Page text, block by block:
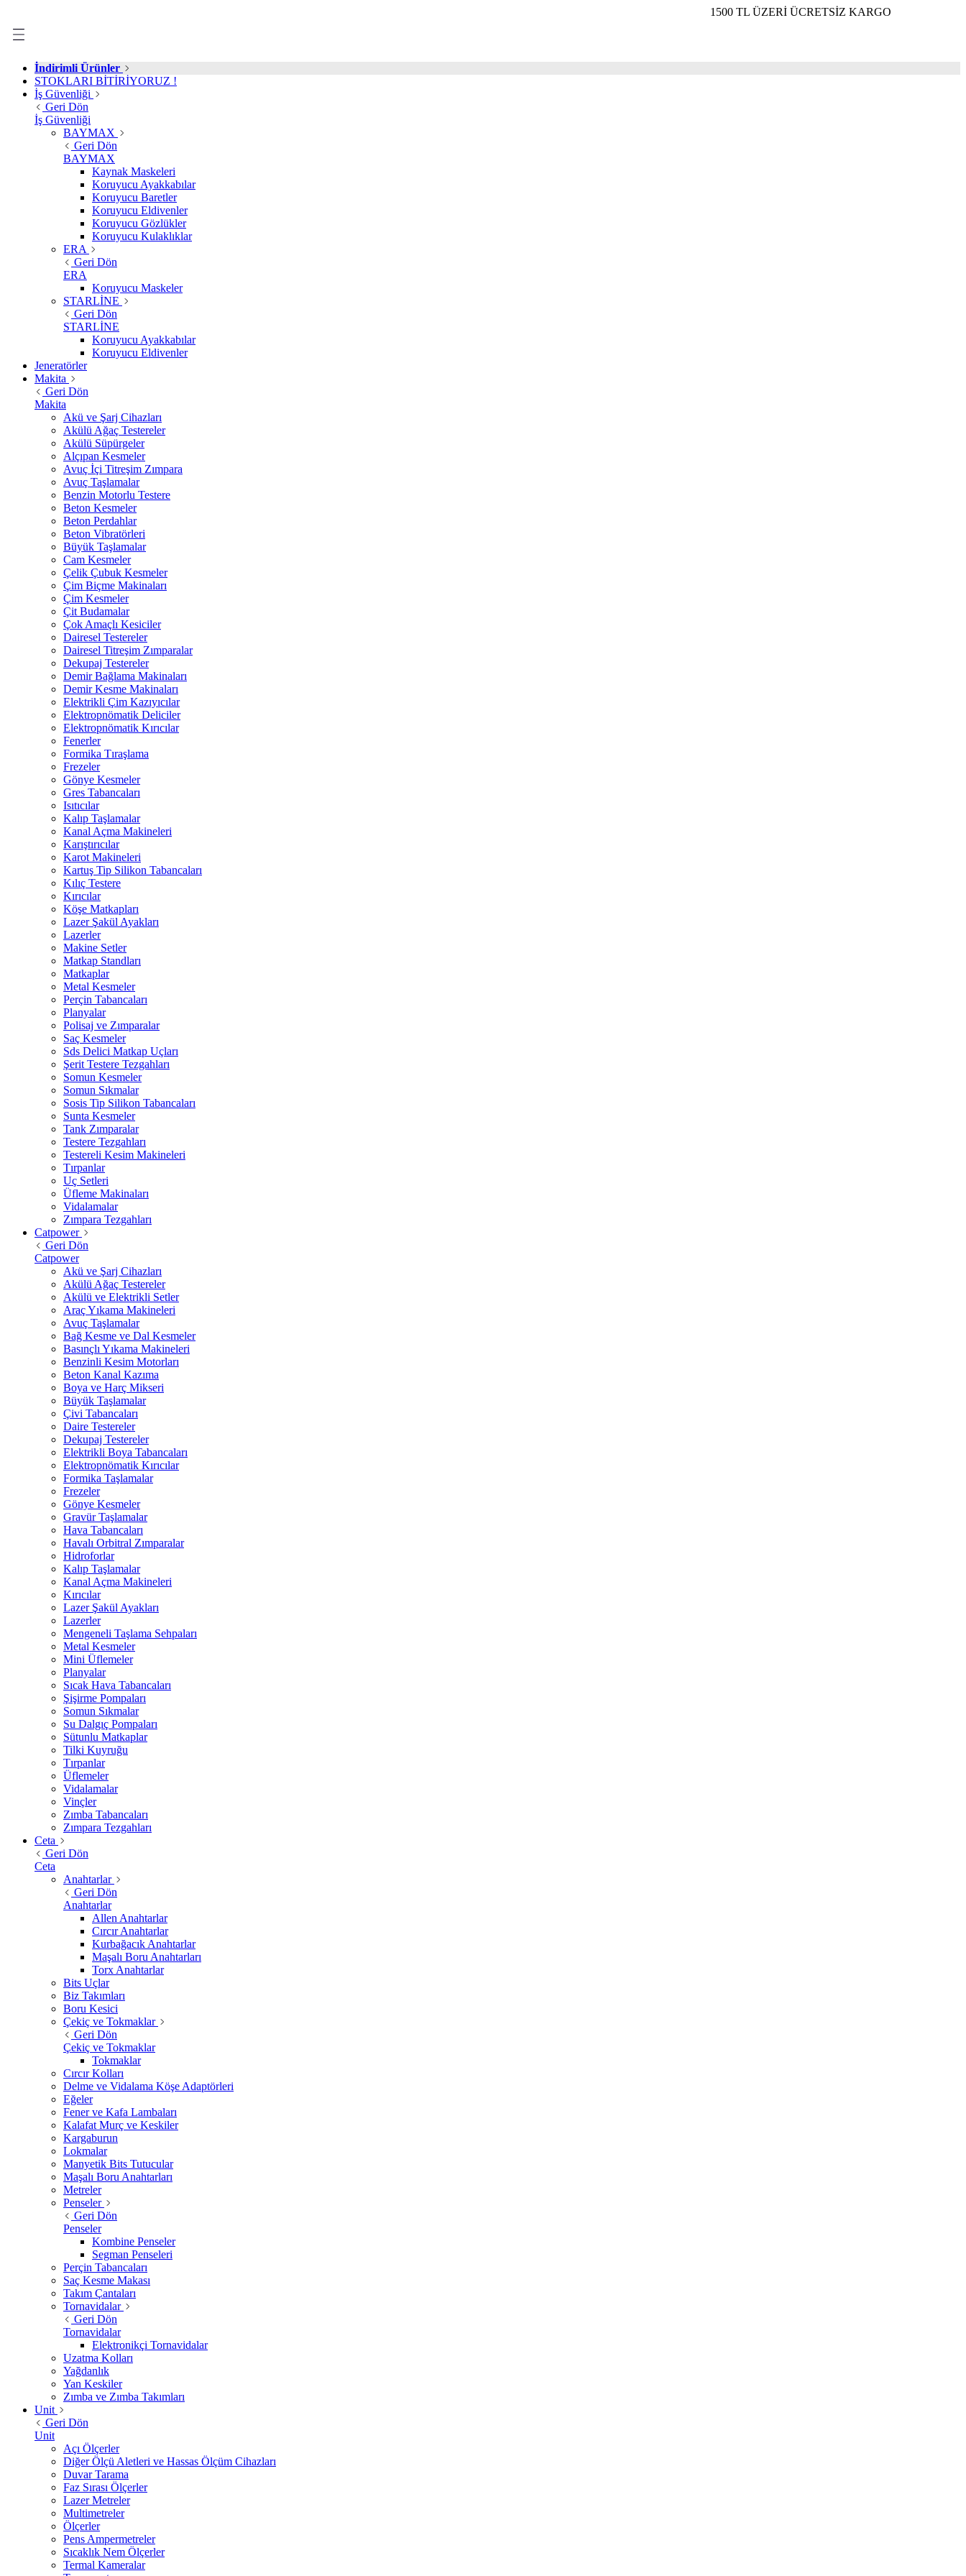
1500 TL ÜZERİ ÜCRETSİZ KARGO
İndirimli Ürünler
STOKLARI BİTİRİYORUZ !
İş Güvenliği
Geri Dön
İş Güvenliği
BAYMAX
Geri Dön
BAYMAX
Kaynak Maskeleri
Koruyucu Ayakkabılar
Koruyucu Baretler
Koruyucu Eldivenler
Koruyucu Gözlükler
Koruyucu Kulaklıklar
ERA
Geri Dön
ERA
Koruyucu Maskeler
STARLİNE
Geri Dön
STARLİNE
Koruyucu Ayakkabılar
Koruyucu Eldivenler
Jeneratörler
Makita
Geri Dön
Makita
Akü ve Şarj Cihazları
Akülü Ağaç Testereler
Akülü Süpürgeler
Alçıpan Kesmeler
Avuç İçi Titreşim Zımpara
Avuç Taşlamalar
Benzin Motorlu Testere
Beton Kesmeler
Beton Perdahlar
Beton Vibratörleri
Büyük Taşlamalar
Cam Kesmeler
Çelik Çubuk Kesmeler
Çim Biçme Makinaları
Çim Kesmeler
Çit Budamalar
Çok Amaçlı Kesiciler
Dairesel Testereler
Dairesel Titreşim Zımparalar
Dekupaj Testereler
Demir Bağlama Makinaları
Demir Kesme Makinaları
Elektrikli Çim Kazıyıcılar
Elektropnömatik Deliciler
Elektropnömatik Kırıcılar
Fenerler
Formika Tıraşlama
Frezeler
Gönye Kesmeler
Gres Tabancaları
Isıtıcılar
Kalıp Taşlamalar
Kanal Açma Makineleri
Karıştırıcılar
Karot Makineleri
Kartuş Tip Silikon Tabancaları
Kılıç Testere
Kırıcılar
Köşe Matkapları
Lazer Şakül Ayakları
Lazerler
Makine Setler
Matkap Standları
Matkaplar
Metal Kesmeler
Perçin Tabancaları
Planyalar
Polisaj ve Zımparalar
Saç Kesmeler
Sds Delici Matkap Uçları
Şerit Testere Tezgahları
Somun Kesmeler
Somun Sıkmalar
Sosis Tip Silikon Tabancaları
Sunta Kesmeler
Tank Zımparalar
Testere Tezgahları
Testereli Kesim Makineleri
Tırpanlar
Uç Setleri
Üfleme Makinaları
Vidalamalar
Zımpara Tezgahları
Catpower
Geri Dön
Catpower
Akü ve Şarj Cihazları
Akülü Ağaç Testereler
Akülü ve Elektrikli Setler
Araç Yıkama Makineleri
Avuç Taşlamalar
Bağ Kesme ve Dal Kesmeler
Basınçlı Yıkama Makineleri
Benzinli Kesim Motorları
Beton Kanal Kazıma
Boya ve Harç Mikseri
Büyük Taşlamalar
Çivi Tabancaları
Daire Testereler
Dekupaj Testereler
Elektrikli Boya Tabancaları
Elektropnömatik Kırıcılar
Formika Taşlamalar
Frezeler
Gönye Kesmeler
Gravür Taşlamalar
Hava Tabancaları
Havalı Orbitral Zımparalar
Hidroforlar
Kalıp Taşlamalar
Kanal Açma Makineleri
Kırıcılar
Lazer Şakül Ayakları
Lazerler
Mengeneli Taşlama Sehpaları
Metal Kesmeler
Mini Üflemeler
Planyalar
Sıcak Hava Tabancaları
Şişirme Pompaları
Somun Sıkmalar
Su Dalgıç Pompaları
Sütunlu Matkaplar
Tilki Kuyruğu
Tırpanlar
Üflemeler
Vidalamalar
Vinçler
Zımba Tabancaları
Zımpara Tezgahları
Ceta
Geri Dön
Ceta
Anahtarlar
Geri Dön
Anahtarlar
Allen Anahtarlar
Cırcır Anahtarlar
Kurbağacık Anahtarlar
Maşalı Boru Anahtarları
Torx Anahtarlar
Bits Uçlar
Biz Takımları
Boru Kesici
Çekiç ve Tokmaklar
Geri Dön
Çekiç ve Tokmaklar
Tokmaklar
Cırcır Kolları
Delme ve Vidalama Köşe Adaptörleri
Eğeler
Fener ve Kafa Lambaları
Kalafat Murç ve Keskiler
Kargaburun
Lokmalar
Manyetik Bits Tutucular
Maşalı Boru Anahtarları
Metreler
Penseler
Geri Dön
Penseler
Kombine Penseler
Segman Penseleri
Perçin Tabancaları
Saç Kesme Makası
Takım Çantaları
Tornavidalar
Geri Dön
Tornavidalar
Elektronikçi Tornavidalar
Uzatma Kolları
Yağdanlık
Yan Keskiler
Zımba ve Zımba Takımları
Unit
Geri Dön
Unit
Açı Ölçerler
Diğer Ölçü Aletleri ve Hassas Ölçüm Cihazları
Duvar Tarama
Faz Sırası Ölçerler
Lazer Metreler
Multimetreler
Ölçerler
Pens Ampermetreler
Sıcaklık Nem Ölçerler
Termal Kameralar